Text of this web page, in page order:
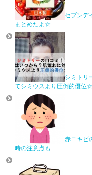
セブンデ
まとめたよ☆
シミトリ
てシミウスより圧倒的優位☆
赤ニキビ
時の注意点も